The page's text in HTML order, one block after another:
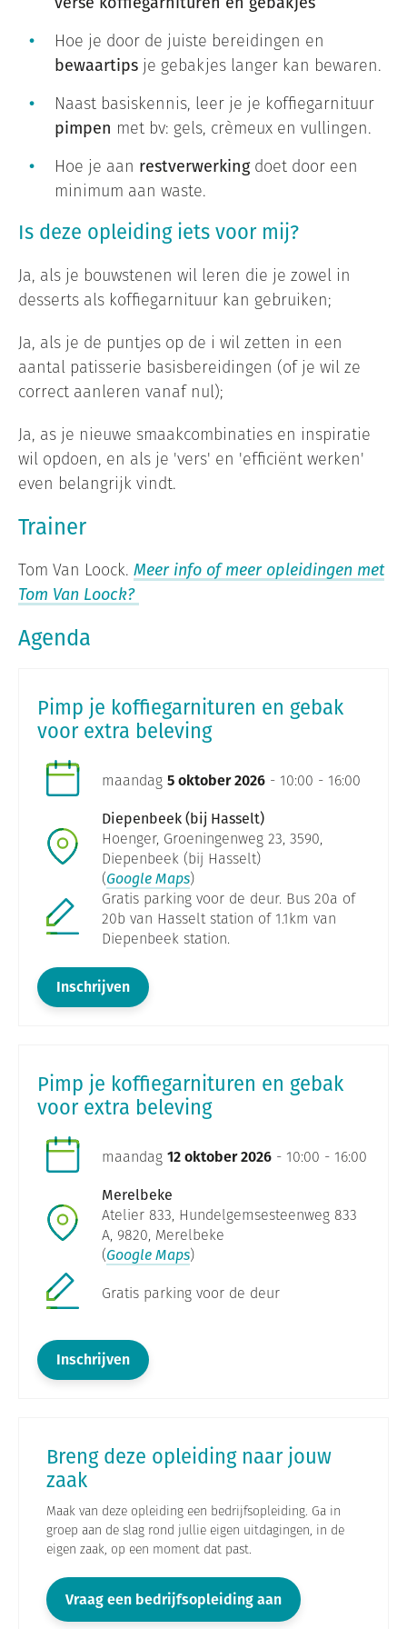
Hoe je door de juiste bereidingen en
bewaartips je gebakjes langer kan bewaren.
Naast basiskennis, leer je je koffiegarnituur
pimpen met bv: gels, crèmeux en vullingen.
Hoe je aan restverwerkingdoet door een
minimum aan waste.
Is deze opleiding iets voor mij?
Ja, als je bouwstenen wil leren die je zowel in
desserts als koffiegarnituur kan gebruiken;
Ja, als je de puntjes op de i wil zetten in een
aantal patisserie basisbereidingen (of je wil ze
correct aanleren vanaf nul);
Ja, as je nieuwe smaakcombinaties en inspiratie
wil opdoen, en als je 'vers' en 'efficiënt werken'
even belangrijk vindt.
Trainer
Tom Van Loock. Meer info of meer opleidingen met
Tom Van Loock?
Agenda
Pimp je koffiegarnituren en gebak
voor extra beleving
maandag 5 oktober 2026 - 10:00 - 16:00
Diepenbeek (bij Hasselt)
Hoenger, Groeningenweg 23, 3590,
Diepenbeek (bij Hasselt)
(Google Maps)
Gratis parking voor de deur. Bus 20a of
20b van Hasselt station of 1.1km van
Diepenbeek station.
Inschrijven
Pimp je koffiegarnituren en gebak
voor extra beleving
maandag 12 oktober 2026 - 10:00 - 16:00
Merelbeke
Atelier 833, Hundelgemsesteenweg 833
A, 9820, Merelbeke
(Google Maps)
Gratis parking voor de deur
Inschrijven
Breng deze opleiding naar jouw
zaak
Maak van deze opleiding een bedrijfsopleiding. Ga in
groep aan de slag rond jullie eigen uitdagingen, in de
eigen zaak, op een moment dat past.
Vraag een bedrijfsopleiding aan